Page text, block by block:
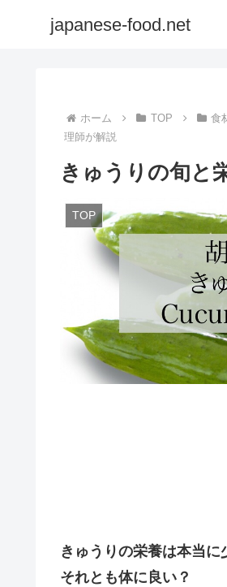
japanese-food.net
ホーム TOP 食
理師が解説
きゅうりの旬と
TOP
きゅうりの栄養は本当に
それとも体に良い？